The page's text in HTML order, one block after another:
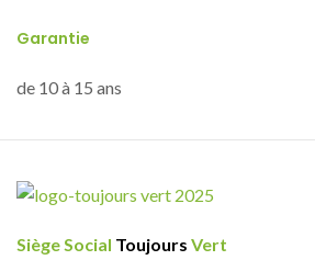
Garantie
de 10 à 15 ans
Siège Social Toujours Vert